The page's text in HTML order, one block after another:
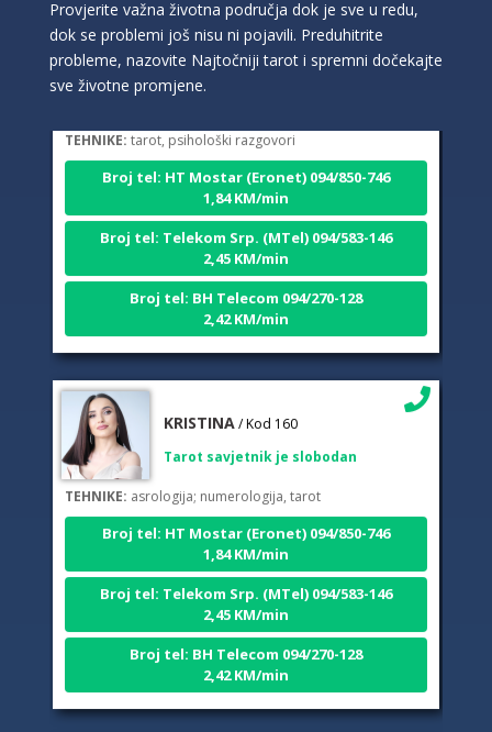
Provjerite važna životna područja dok je sve u redu,
dok se problemi još nisu ni pojavili. Preduhitrite
probleme, nazovite Najtočniji tarot i spremni dočekajte
sve životne promjene.
VESNA BURCSA/ Kod 55
Tarot savjetnik je slobodan
Broj tel: HT Mostar (Eronet) 094/850-746
1,84 KM/min
Broj tel: Telekom Srp. (MTel) 094/583-146
2,45 KM/min
Broj tel: BH Telecom 094/270-128
2,42 KM/min
TEHNIKE:asrologija; numerologija, tarot
Broj tel: HT Mostar (Eronet) 094/850-746
1,84 KM/min
Broj tel: Telekom Srp. (MTel) 094/583-146
2,45 KM/min
Broj tel: BH Telecom 094/270-128
2,42 KM/min